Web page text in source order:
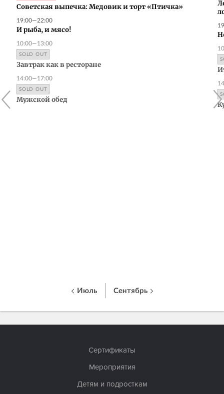
Советская выпечка: Медовик и торт «Птичка»
19:00—22:00
И рыба, и мясо!
10:00—13:00
SOLD OUT
Завтрак как в ресторане
14:00—17:00
SOLD OUT
Мужской обед
Июль Сентябрь
Сертификаты
Мероприятия
Детям и подросткам